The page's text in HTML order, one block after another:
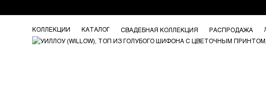
КОЛЛЕКЦИИ КАТАЛОГ СВАДЕБНАЯ КОЛЛЕКЦИЯ РАСПРОДАЖА